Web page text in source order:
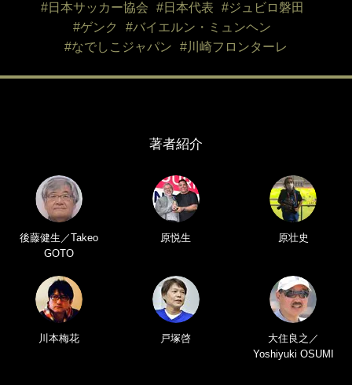
#日本サッカー協会
#日本代表
#ジュビロ磐田
#ゲンク
#バイエルン・ミュンヘン
#なでしこジャパン
#川崎フロンターレ
著者紹介
後藤健生／Takeo
GOTO
原悦生 原壮史
川本梅花 戸塚啓
大住良之／
Yoshiyuki OSUMI